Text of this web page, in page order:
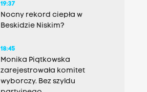
19:37
Nocny rekord ciepła w
Beskidzie Niskim?
18:45
Monika Piątkowska
zarejestrowała komitet
wyborczy. Bez szyldu